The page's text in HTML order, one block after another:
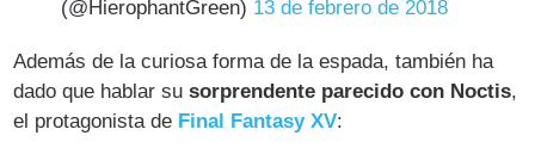
(@HierophantGreen) 13 de febrero de 2018
Además de la curiosa forma de la espada, también ha
dado que hablar susorprendente parecido con Noctis,
el protagonista de Final Fantasy XV: